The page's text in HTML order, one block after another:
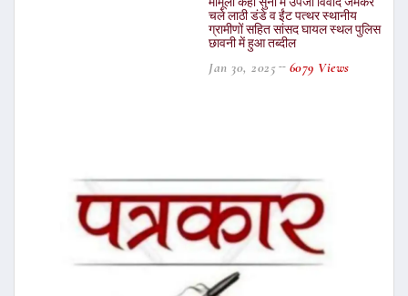
चले लाठी डंडे व ईंट पत्थर स्थानीय
ग्रामीणों सहित सांसद घायल स्थल पुलिस
छावनी में हुआ तब्दील
Jan 30, 2025 6079 Views